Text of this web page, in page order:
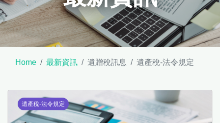
Home 最新資訊 遺贈稅訊息 遺產稅-法令規定
遺產稅-法令規定